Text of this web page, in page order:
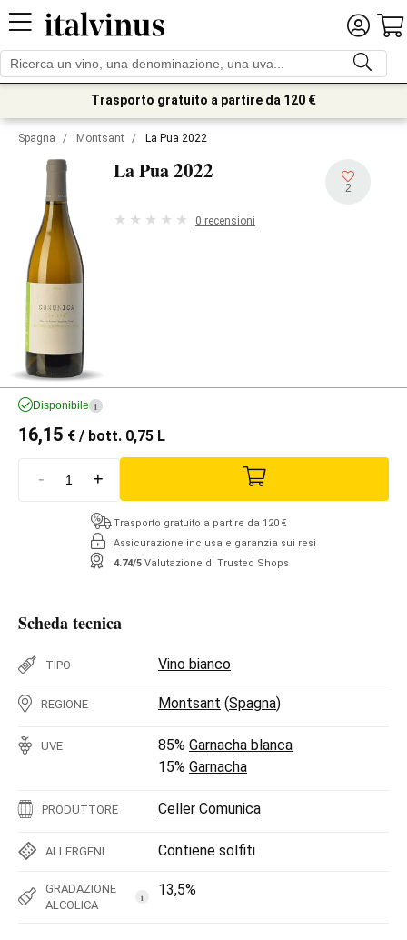
Trasporto gratuito a partire da 120 €
Spagna / Montsant / La Pua 2022
La Pua2022
2
0 recensioni
Disponibile i
16,15 € / bott. 0,75 L
- +
Trasporto gratuito a partire da 120 €
Assicurazione inclusa e garanzia sui resi
4.74/5 Valutazione di Trusted Shops
Scheda tecnica
TIPO Vino bianco
REGIONE Montsant (Spagna)
UVE 85% Garnacha blanca
15% Garnacha
PRODUTTORE Celler Comunica
ALLERGENI Contiene solfiti
GRADAZIONE
ALCOLICA
i 13,5%